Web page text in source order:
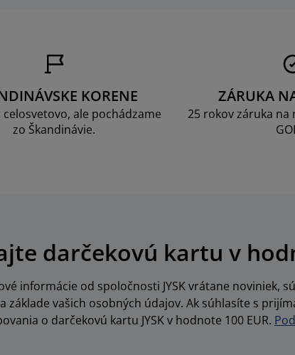
KORENE
ale pochádzame
zo Škandinávie.
ZÁRUKA
25 rokov záruka na
darčekovú kartu v
informácie od spoločnosti JYSK vrátane noviniek,
základe vašich osobných údajov. Ak súhlasíte s
o darčekovú kartu JYSK v hodnote 100 EUR.